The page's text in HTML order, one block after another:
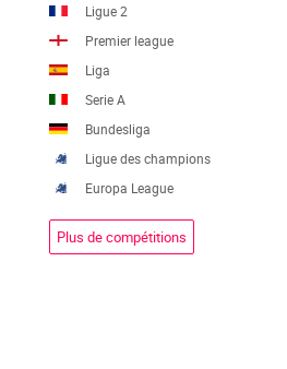
Ligue 2
Premier league
Liga
Serie A
Bundesliga
Ligue des champions
Europa League
Plus de compétitions